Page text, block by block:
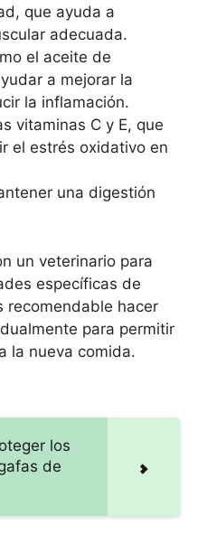
que ayuda a
adecuada.
el aceite de
a mejorar la
la inflamación.
vitaminas C y E, que
el estrés oxidativo en
una digestión
un veterinario para
específicas de
recomendable hacer
para permitir
la nueva comida.
los
de